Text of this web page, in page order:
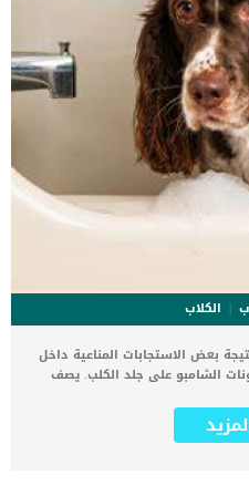
الكلاب
بعض الاستجابات المناعية داخل
الشامبو على جلد الكلب. يصف
وتطهير الجلد من الافات
فى البداية عليك ان تعلم ان